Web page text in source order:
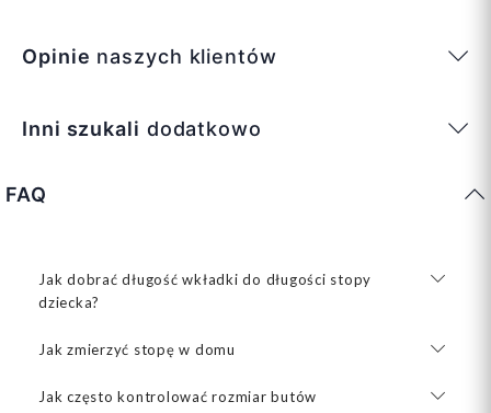
Opinie naszych klientów
Inni szukali dodatkowo
FAQ
Jak dobrać długość wkładki do długości stopy
dziecka?
Jak zmierzyć stopę w domu
Jak często kontrolować rozmiar butów